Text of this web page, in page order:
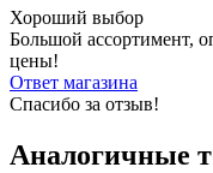
Хороший выбор
Большой ассортимент,
цены!
Ответ магазина
Спасибо за отзыв!
Аналогичные